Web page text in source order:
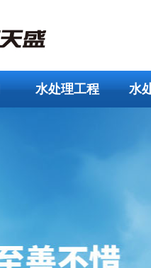
水处理工程 水